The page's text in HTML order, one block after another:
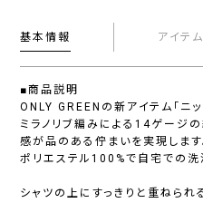
基本情報 アイテ
■商品説明
ONLY GREENの新アイテム「ニッ
ミラノリブ編みによる14ゲージ
感が品のある佇まいを実現します
ポリエステル100%で自宅での洗
シャツの上にすっきりと重ねられ